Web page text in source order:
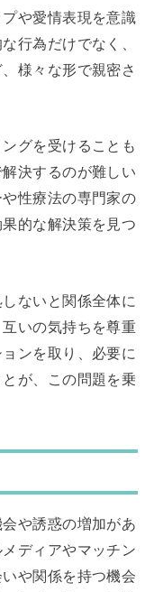
や愛情表現を意識
行為だけでなく、
様々な形で親密さ
グを受けることも
決するのが難しい
性療法の専門家の
的な解決策を見つ
ないと関係全体に
いの気持ちを尊重
ンを取り、必要に
が、この問題を乗
や誘惑の増加があ
ディアやマッチン
や関係を持つ機会